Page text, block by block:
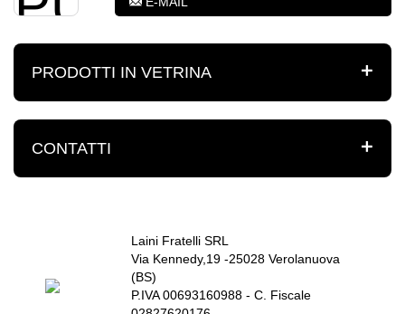
PRODOTTI IN VETRINA
CONTATTI
Laini Fratelli SRL
Via Kennedy,19 -25028 Verolanuova
(BS)
P.IVA 00693160988 - C. Fiscale